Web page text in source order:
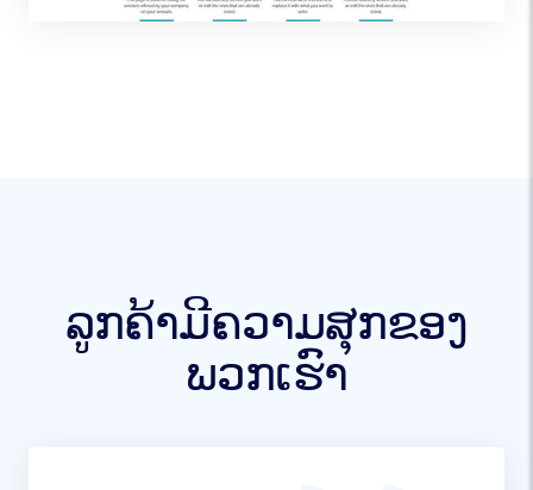
ລູກຄ້າມີຄວາມສຸກຂອງ
ພວກເຮົາ